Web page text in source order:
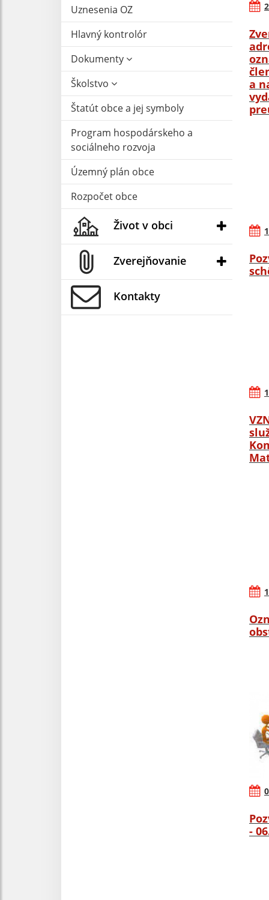
Uznesenia OZ
Hlavný kontrolór
Dokumenty
Školstvo
Štatút obce a jej symboly
Program hospodárskeho a
sociálneho rozvoja
Územný plán obce
Rozpočet obce
Život v obci
Zverejňovanie
Kontakty
a
-